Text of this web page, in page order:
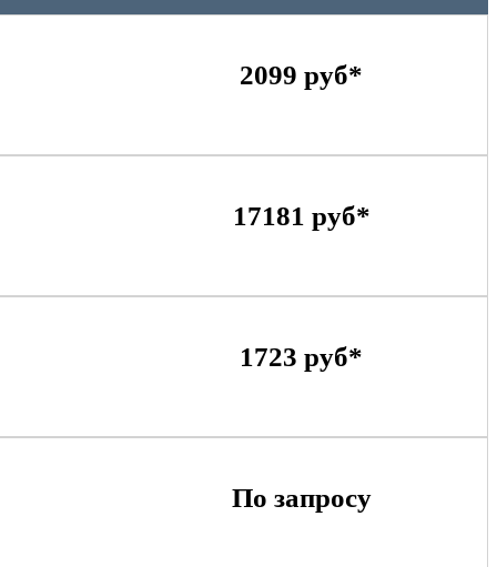
2099 руб*
17181 руб*
1723 руб*
По запросу